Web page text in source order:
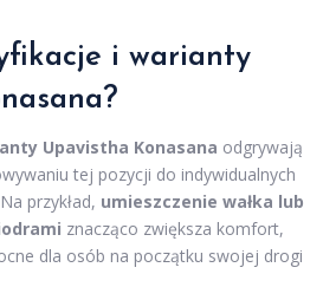
i warianty
Upavistha Konasana odgrywają
tej pozycji do indywidualnych
przykład, umieszczenie wałka lub
znacząco zwiększa komfort,
dla osób na początku swojej drogi